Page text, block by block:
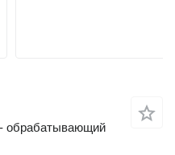
обрабатывающий